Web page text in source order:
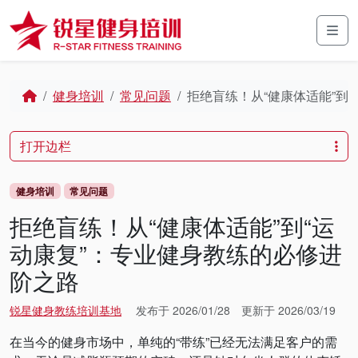
Skip to content
Skip to footer
Home健身培训 常见问题 拒绝盲练！从“健康体适能”到
健身培训 常见问题
拒绝盲练！从“健康体适能”到“运
动康复”：专业健身教练的必修进
阶之路
锐星健身教练培训基地 发布于 2026/01/28 更新于 2026/03/19
在当今的健身市场中，单纯的“带练”已经无法满足客户的需
打开边栏